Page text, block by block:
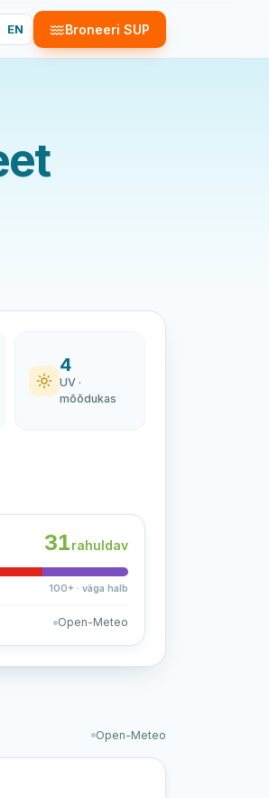
EN Broneeri SUP
4
UV ·
mõõdukas
31rahuldav
100+ · väga halb
Open-Meteo
Open-Meteo